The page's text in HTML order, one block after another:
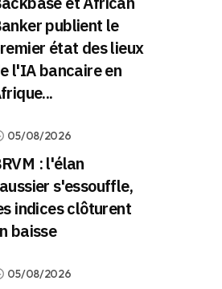
publient le
état des lieux
l'IA bancaire en
05/08/2026
: l'élan
s'essouffle,
indices clôturent
baisse
05/08/2026